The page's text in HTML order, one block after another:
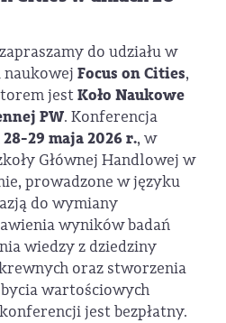
do udziału w
Focus on Cities,
jest Koło Naukowe
PW. Konferencja
28-29 maja 2026 r., w
Głównej Handlowej w
prowadzone w języku
do wymiany
wyników badań
wiedzy z dziedziny
oraz stworzenia
wartościowych
jest bezpłatny.